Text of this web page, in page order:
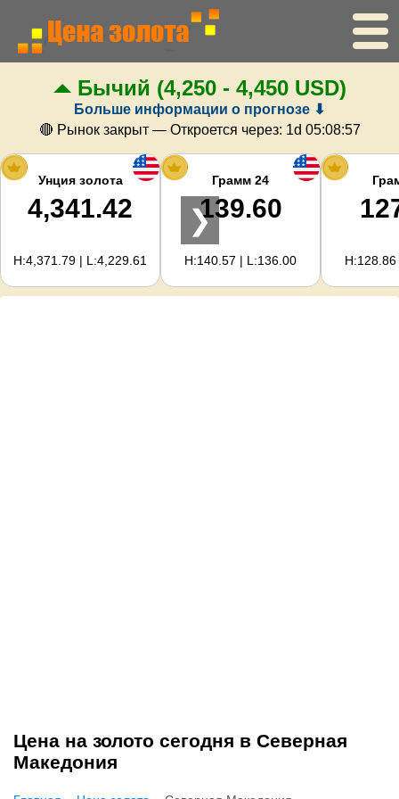
Главная
Цена золота
Цена серебра
Калькулятор золота
Для вебмастеров
Бычий (4,250 - 4,450 USD)
Больше информации о прогнозе ⬇
🔴 Рынок закрыт — Откроется через: 1d 05:08:57
Унция золота
4,341.42
H:4,371.79 | L:4,229.61
Грамм 24
139.60
H:140.57 | L:136.00
❯
Цена на золото сегодня в Северная
Македония